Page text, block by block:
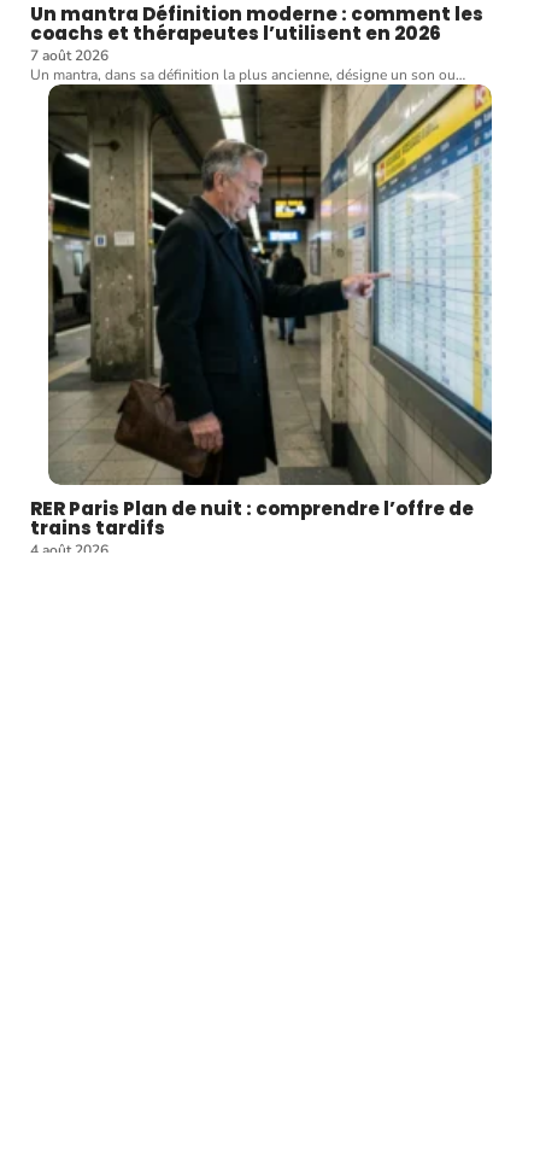
Un mantra Définition moderne : comment les
coachs et thérapeutes l’utilisent en 2026
7 août 2026
Un mantra, dans sa définition la plus ancienne, désigne un son ou…
RER Paris Plan de nuit : comprendre l’offre de
trains tardifs
4 août 2026